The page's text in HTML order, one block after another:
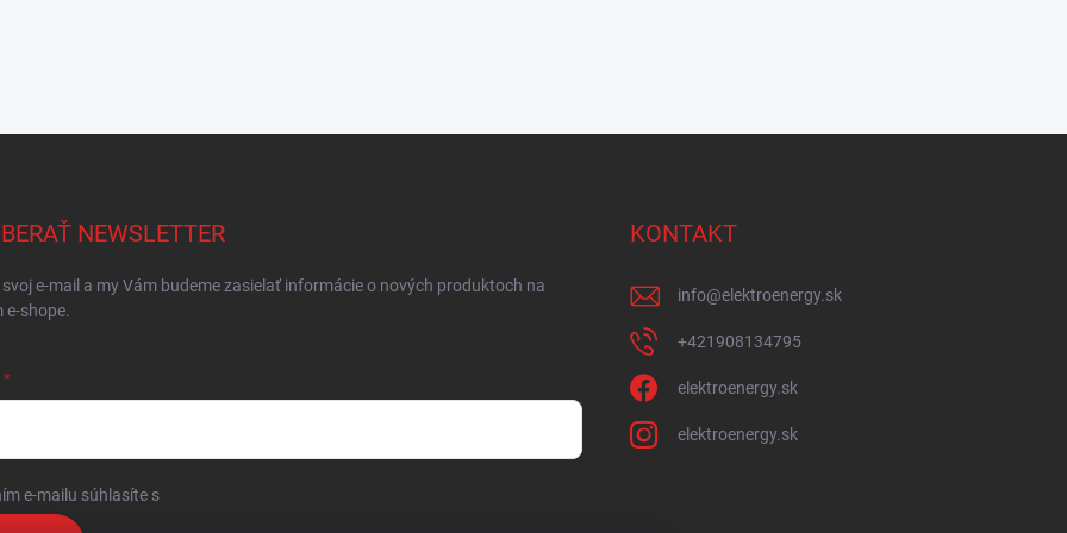
NEWSLETTER
e-mail a my Vám budeme zasielať informácie o nových produktoch na
e-shope.
e-mailu súhlasíte s
KONTAKT
info@elektroenergy.sk
+421908134795
elektroenergy.sk
elektroenergy.sk